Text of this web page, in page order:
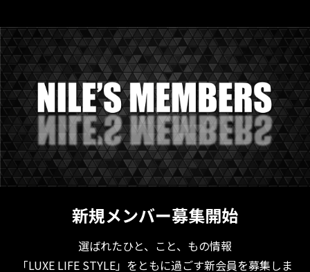
新規メンバー募集開始
選ばれたひと、こと、もの情報
「LUXE LIFE STYLE」をともに過ごす新会員を募集しま